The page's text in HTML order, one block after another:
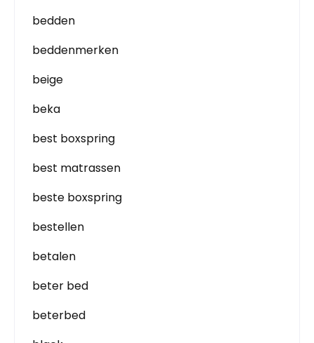
bedden
beddenmerken
beige
beka
best boxspring
best matrassen
beste boxspring
bestellen
betalen
beter bed
beterbed